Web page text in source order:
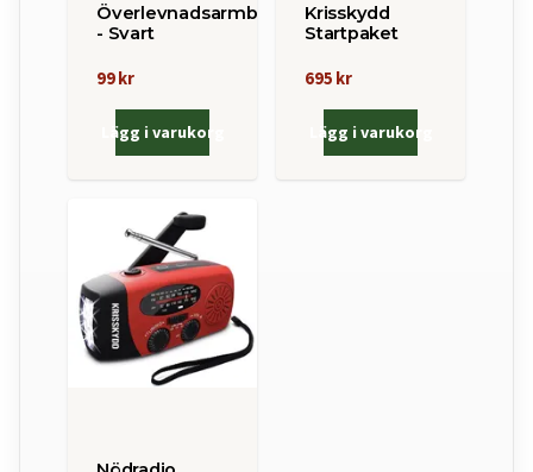
Överlevnadsarmband
- Svart
99 kr
Lägg i varukorg
Krisskydd
Startpaket
695 kr
Lägg i varukorg